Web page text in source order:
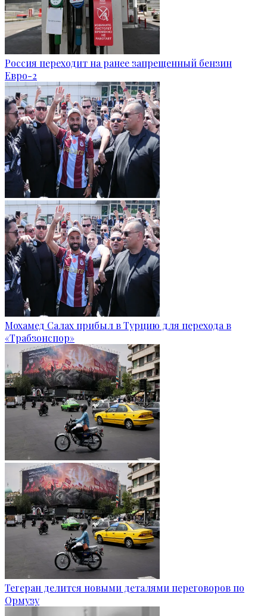
Россия переходит на ранее запрещенный бензин
Евро-2
Мохамед Салах прибыл в Турцию для перехода в
«Трабзонспор»
Тегеран делится новыми деталями переговоров по
Ормузу